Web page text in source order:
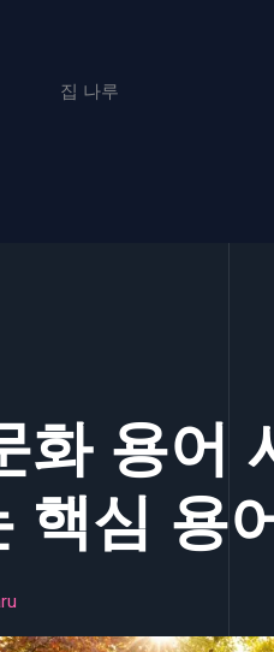
집 나루
화 용어
핵심 용